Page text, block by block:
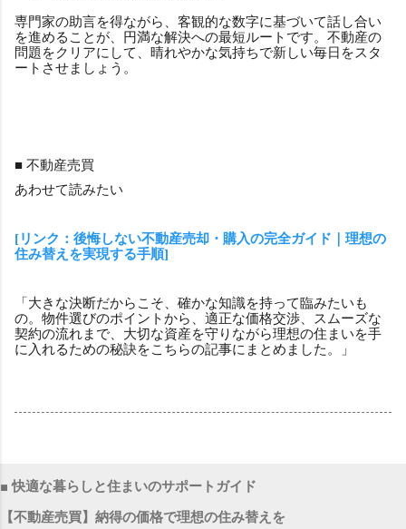
専門家の助言を得ながら、客観的な数字に基づいて話し合い
を進めることが、円満な解決への最短ルートです。不動産の
問題をクリアにして、晴れやかな気持ちで新しい毎日をスタ
ートさせましょう。
■ 不動産売買
あわせて読みたい
[リンク：後悔しない不動産売却・購入の完全ガイド｜理想の
住み替えを実現する手順]
「大きな決断だからこそ、確かな知識を持って臨みたいも
の。物件選びのポイントから、適正な価格交渉、スムーズな
契約の流れまで、大切な資産を守りながら理想の住まいを手
に入れるための秘訣をこちらの記事にまとめました。」
■ 快適な暮らしと住まいのサポートガイド
【不動産売買】納得の価格で理想の住み替えを